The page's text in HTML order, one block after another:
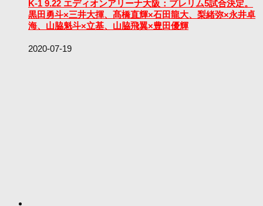
K-1 9.22 エディオンアリーナ大阪：プレリム5試合決定。
黒田勇斗×三井大揮、髙橋直輝×石田龍大、梨緒弥×永井卓
海、山脇魁斗×立基、山脇飛翼×豊田優輝
2020-07-19